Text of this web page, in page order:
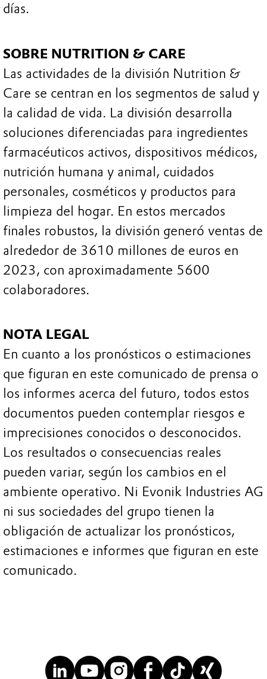
días.
SOBRE NUTRITION & CARE
Las actividades de la división Nutrition &
Care se centran en los segmentos de salud y
la calidad de vida. La división desarrolla
soluciones diferenciadas para ingredientes
farmacéuticos activos, dispositivos médicos,
nutrición humana y animal, cuidados
personales, cosméticos y productos para
limpieza del hogar. En estos mercados
finales robustos, la división generó ventas de
alrededor de 3610 millones de euros en
2023, con aproximadamente 5600
colaboradores.
NOTA LEGAL
En cuanto a los pronósticos o estimaciones
que figuran en este comunicado de prensa o
los informes acerca del futuro, todos estos
documentos pueden contemplar riesgos e
imprecisiones conocidos o desconocidos.
Los resultados o consecuencias reales
pueden variar, según los cambios en el
ambiente operativo. Ni Evonik Industries AG
ni sus sociedades del grupo tienen la
obligación de actualizar los pronósticos,
estimaciones e informes que figuran en este
comunicado.